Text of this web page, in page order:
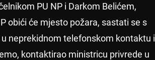
PU NP i Darkom Belićem,
obići će mjesto požara, sastati se s
neprekidnom telefonskom kontaktu i
kontaktirao ministricu privrede u